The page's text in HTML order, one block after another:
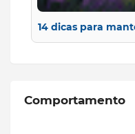
14 dicas para
Comportamento